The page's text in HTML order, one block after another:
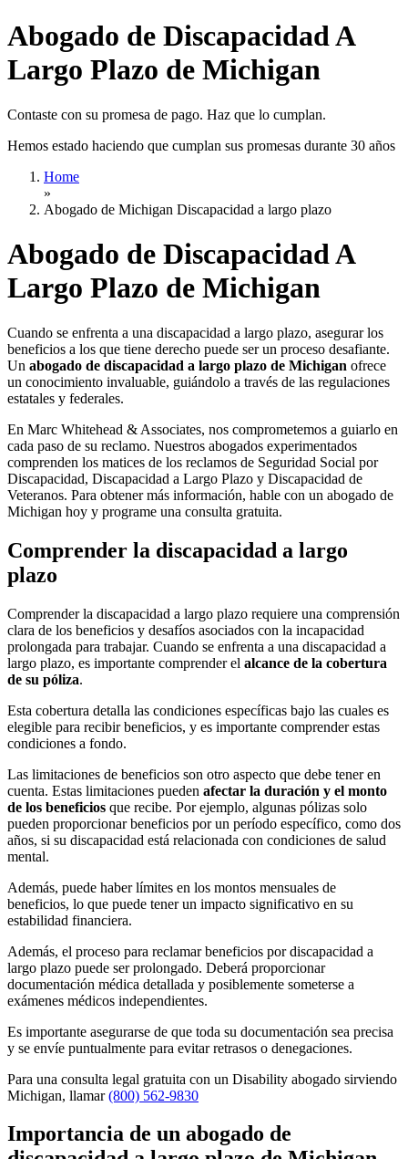
Abogado de Discapacidad A
Largo Plazo de Michigan
Contaste con su promesa de pago. Haz que lo cumplan.
Hemos estado haciendo que cumplan sus promesas durante 30 años
Home
»
Abogado de Michigan Discapacidad a largo plazo
Abogado de Discapacidad A
Largo Plazo de Michigan
Cuando se enfrenta a una discapacidad a largo plazo, asegurar los
beneficios a los que tiene derecho puede ser un proceso desafiante.
Un abogado de discapacidad a largo plazo de Michigan ofrece
un conocimiento invaluable, guiándolo a través de las regulaciones
estatales y federales.
En Marc Whitehead & Associates, nos comprometemos a guiarlo en
cada paso de su reclamo. Nuestros abogados experimentados
comprenden los matices de los reclamos de Seguridad Social por
Discapacidad, Discapacidad a Largo Plazo y Discapacidad de
Veteranos. Para obtener más información, hable con un abogado de
Michigan hoy y programe una consulta gratuita.
Comprender la discapacidad a largo
plazo
Comprender la discapacidad a largo plazo requiere una comprensión
clara de los beneficios y desafíos asociados con la incapacidad
prolongada para trabajar. Cuando se enfrenta a una discapacidad a
largo plazo, es importante comprender el alcance de la cobertura
de su póliza.
Esta cobertura detalla las condiciones específicas bajo las cuales es
elegible para recibir beneficios, y es importante comprender estas
condiciones a fondo.
Las limitaciones de beneficios son otro aspecto que debe tener en
cuenta. Estas limitaciones pueden afectar la duración y el monto
de los beneficios que recibe. Por ejemplo, algunas pólizas solo
pueden proporcionar beneficios por un período específico, como dos
años, si su discapacidad está relacionada con condiciones de salud
mental.
Además, puede haber límites en los montos mensuales de
beneficios, lo que puede tener un impacto significativo en su
estabilidad financiera.
Además, el proceso para reclamar beneficios por discapacidad a
largo plazo puede ser prolongado. Deberá proporcionar
documentación médica detallada y posiblemente someterse a
exámenes médicos independientes.
Es importante asegurarse de que toda su documentación sea precisa
y se envíe puntualmente para evitar retrasos o denegaciones.
Para una consulta legal gratuita con un Disability abogado sirviendo
Michigan, llamar(800) 562-9830
Importancia de un abogado de